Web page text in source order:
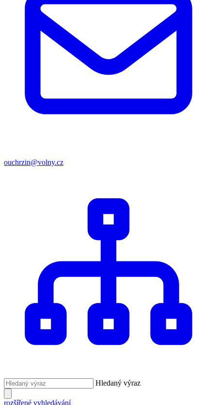
ouchrzin@volny.cz
Hledaný výraz
rozšířené vyhledávání